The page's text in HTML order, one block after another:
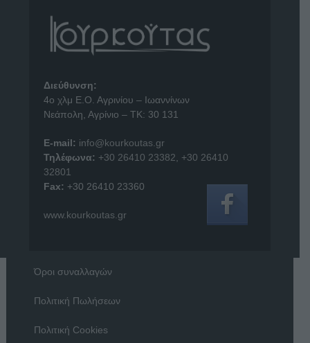
Διεύθυνση:
4o χλμ Ε.Ο. Αγρινίου – Ιωαννίνων
Νεάπολη, Αγρίνιο – ΤΚ: 30 131
E-mail: info@kourkoutas.gr
Τηλέφωνα: +30 26410 23382
+30 26410
32801
Fax: +30 26410 23360
www.kourkoutas.gr
Όροι συναλλαγών
Πολιτική Πωλήσεων
Πολιτική Cookies